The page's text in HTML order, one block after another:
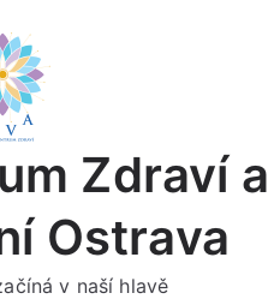
Zdraví a
Ostrava
v naší hlavě